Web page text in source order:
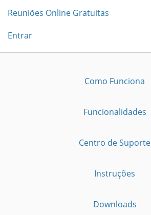
Reuniões Online Gratuitas
Entrar
Como Funciona
Funcionalidades
Centro de Suporte
Instruções
Downloads